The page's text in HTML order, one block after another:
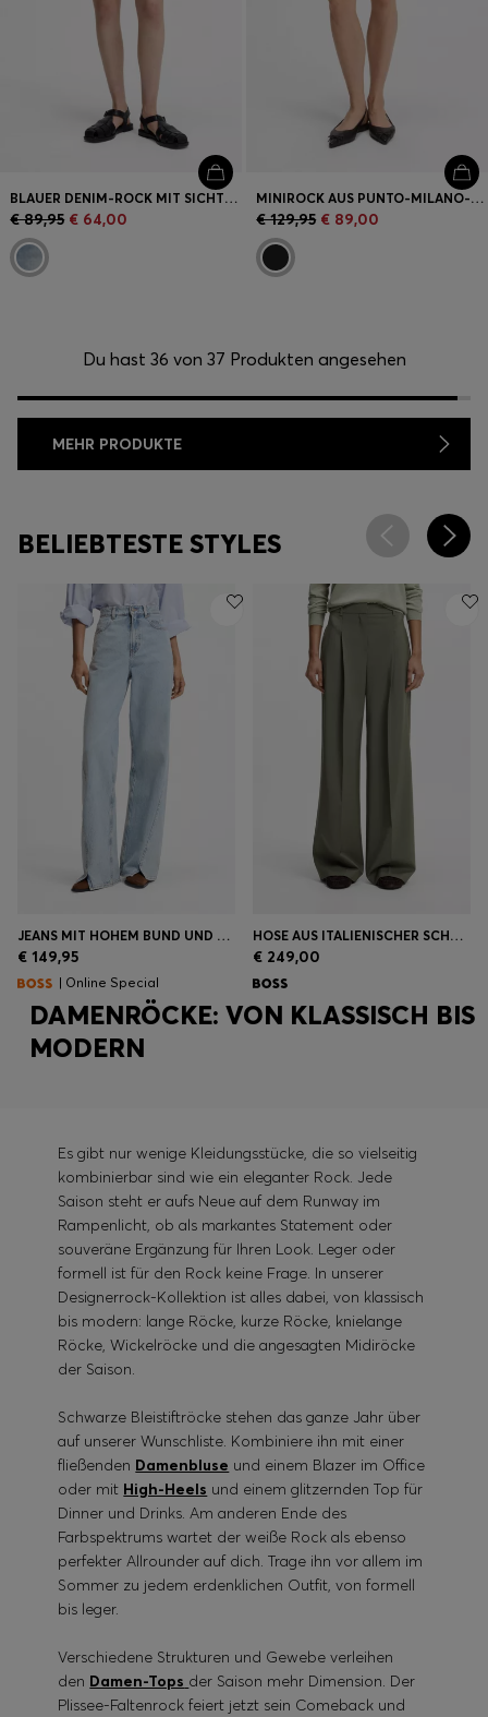
BLAUER DENIM-ROCK MIT SICHTBAREM GEKNÖPFTEN EINGRIFF
€ 89,95 € 64,00
MINIROCK AUS PUNTO-MILANO-JERSEY MIT TASCHEN VORN
€ 129,95 € 89,00
Du hast 36 von 37 Produkten angesehen
MEHR PRODUKTE
BELIEBTESTE STYLES
JEANS MIT HOHEM BUND UND WEITEM BEINVERLAUF
€ 149,95
| Online Special
HOSE AUS ITALIENISCHER SCHURWOLLE MIT WEITEM BEINVERLAUF
€ 249,00
DAMENRÖCKE: VON KLASSISCH BIS
MODERN
Es gibt nur wenige Kleidungsstücke, die so vielseitig
kombinierbar sind wie ein eleganter Rock. Jede
Saison steht er aufs Neue auf dem Runway im
Rampenlicht, ob als markantes Statement oder
souveräne Ergänzung für Ihren Look. Leger oder
formell ist für den Rock keine Frage. In unserer
Designerrock-Kollektion ist alles dabei, von klassisch
bis modern: lange Röcke, kurze Röcke, knielange
Röcke, Wickelröcke und die angesagten Midiröcke
der Saison.
Schwarze Bleistiftröcke stehen das ganze Jahr über
auf unserer Wunschliste. Kombiniere ihn mit einer
fließenden Damenbluse und einem Blazer im Office
oder mit High-Heels und einem glitzernden Top für
Dinner und Drinks. Am anderen Ende des
Farbspektrums wartet der weiße Rock als ebenso
perfekter Allrounder auf dich. Trage ihn vor allem im
Sommer zu jedem erdenklichen Outfit, von formell
bis leger.
Verschiedene Strukturen und Gewebe verleihen
den Damen-Tops der Saison mehr Dimension. Der
Plissee-Faltenrock feiert jetzt sein Comeback und